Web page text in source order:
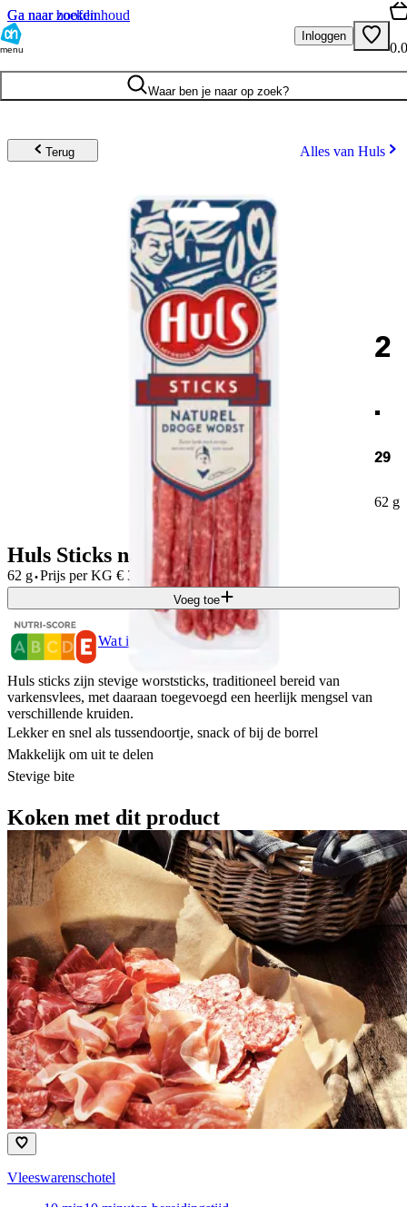
Ga naar hoofdinhoud
Ga naar zoeken
menu
Inloggen
Waar ben je naar op zoek?
Terug Alles van Huls
2
.
29
62 g
Huls Sticks naturel
62 g·Prijs per KG € 36,64
Voeg toe
Wat is Nutri-Score?
Huls sticks zijn stevige worststicks, traditioneel bereid van
varkensvlees, met daaraan toegevoegd een heerlijk mengsel van
verschillende kruiden.
Lekker en snel als tussendoortje, snack of bij de borrel
Makkelijk om uit te delen
Stevige bite
Koken met dit product
Vleeswarenschotel